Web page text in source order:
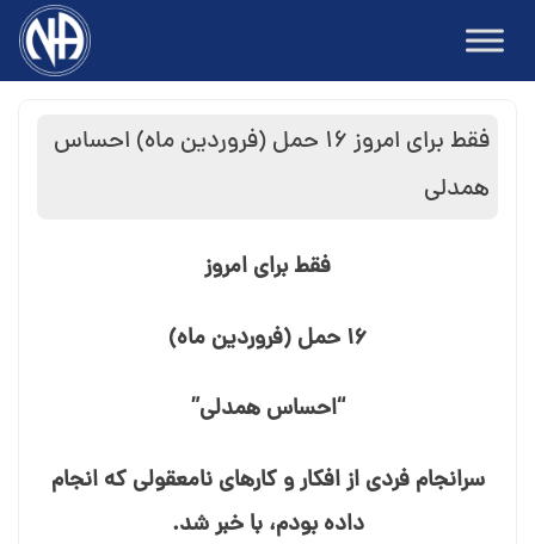
content
فقط برای امروز ۱۶ حمل (فروردین ماه) احساس
همدلی
فقط برای امروز
۱۶ حمل (فروردین ماه)
“احساس همدلی”
سرانجام فردی از افکار و کارهای نامعقولی که انجام
داده بودم، با خبر شد.